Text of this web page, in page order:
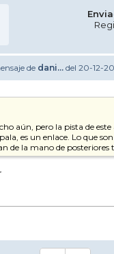
de dani... del 20-12-
aún, pero la pista de este
es un enlace. Lo que
de la mano de posteriores